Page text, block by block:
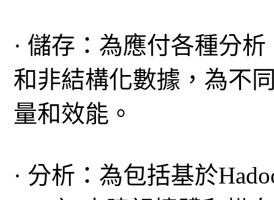
· 儲存：為應付各種分
和非結構化數據，為不
量和效能。
· 分析：為包括基於